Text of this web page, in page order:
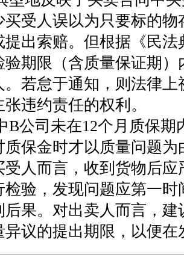
买受人误以为只要标的
提出索赔。但根据《民
验期限（含质量保证期
。若怠于通知，则法律
违约责任的权利。
B公司未在12个月质保
质保金时才以质量问题
受人而言，收到货物后
检验，发现问题应第一
后果。对出卖人而言，
异议的提出期限，以便